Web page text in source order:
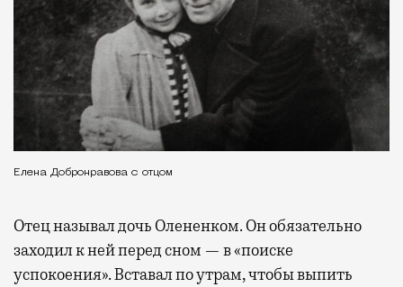
Елена Добронравова с отцом
Отец называл дочь Олененком. Он обязательно
заходил к ней перед сном — в «поиске
успокоения». Вставал по утрам, чтобы выпить